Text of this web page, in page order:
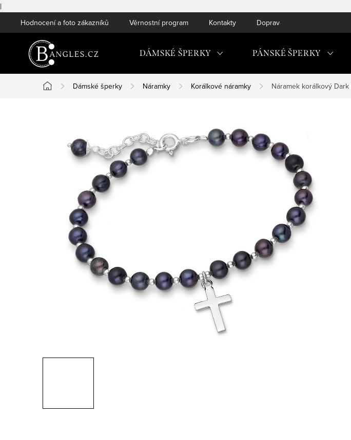
|
na
Hodnocení a foto zákazníků Věrnostní program Kontakty Doprava do ČR a SK
DÁMSKÉ ŠPERKY PÁNSKÉ ŠPERKY
Domů
Dámské šperky Náramky Korálkové náramky Náramek korálkový